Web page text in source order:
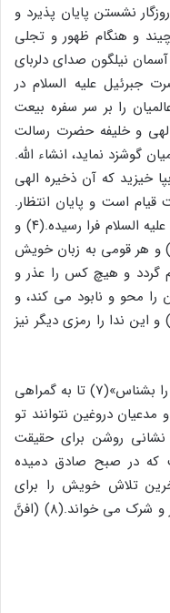
نشستن پایان پذیرد و
و هنگام ظهور و تجلى
آسمان نیلگون صداى دلرباى
علیه السلام در
را بر سر سفره بیعت
حجت الهى و خلیفه حضرت رسالت
گوشزد نماید، انشاء الله.
خیزید که آن ذخیره الهى
است و پایان انتظار.
اى دلسوختگان! زمان خونخواهى حسین علیه السلام فرا رسیده.(۴) و
اى اهل ایمان وعده الهى تحقق یافته.(۵) و هر قومى به زبان خویش
گردد و هیچ کس را عذر و
را محو و نابود مى کند، و
دین خدا را بر همه عالم غالب مى کند.(۶) و این ندا را رمزى دیگر نیز
امام صادق علیه السلام فرمودند: «علامت را بشناس»(7) تا به گمراهى
دروغین نتوانند تو
روشن براى حقیقت
که در صبح صادق دمیده
تلاش خویش را براى
گمراهى خلق مى نماید، و مردم را به کفر و شرک مى خواند.(۸) (افنَّ